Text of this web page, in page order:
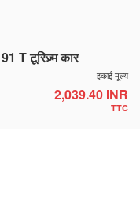
T टूरिज़्म कार
इकाई मूल्य
2,039.40 INR
TTC